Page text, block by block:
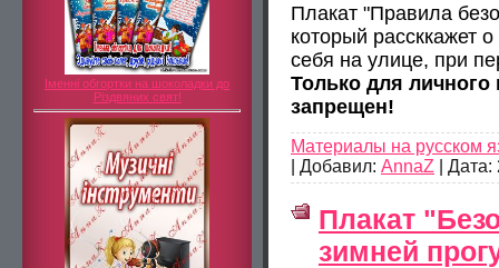
Іменні обгортки на шоколадки до
Різдвяних свят!
Плакат "Правила
который рассккажет
себя на улице, при
Только для
запрещен!
Материалы на русском
Добавил: AnnaZ Дата:
Плакат
зимней